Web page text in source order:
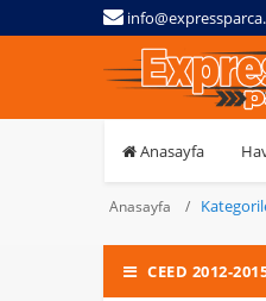
Anasayfa
Anasayfa
CEED 2012-